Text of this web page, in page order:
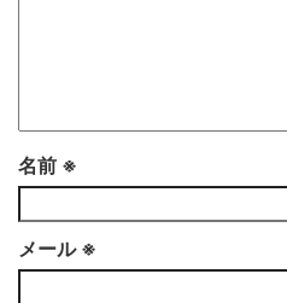
名前 ※
メール ※